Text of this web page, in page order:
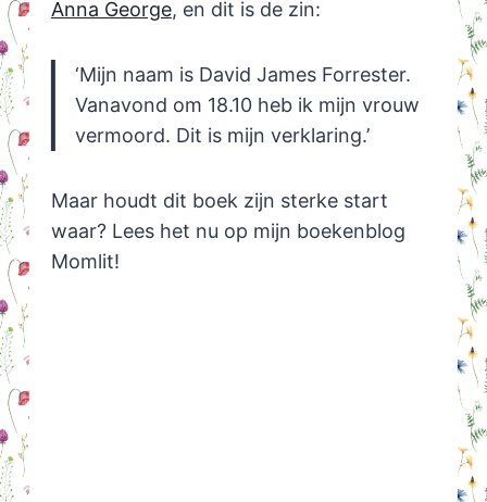
Anna George, en dit is de zin:
‘Mijn naam is David James Forrester.
Vanavond om 18.10 heb ik mijn vrouw
vermoord. Dit is mijn verklaring.’
Maar houdt dit boek zijn sterke start
waar? Lees het nu op mijn boekenblog
Momlit!